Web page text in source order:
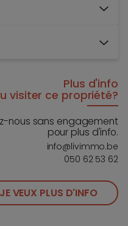
Plus d'info
visiter ce propriété?
nous sans engagement
pour plus d'info.
info@livimmo.be
050 62 53 62
JE VEUX PLUS D'INFO